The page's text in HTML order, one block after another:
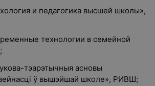
и педагогика высшей школы»,
технологии в семейной
тэарэтычныя асновы
ў вышэйшай школе», РИВШ;